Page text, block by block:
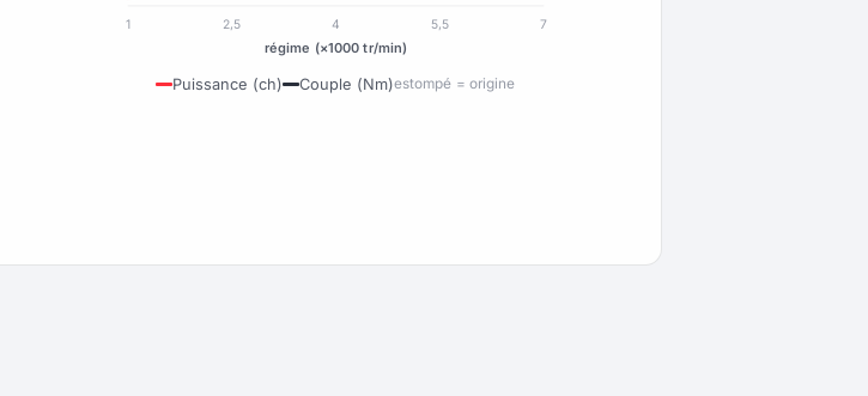
1 2,5 4 5,5 7
régime (×1000 tr/min)
Puissance (ch) Couple (Nm)estompé = origine